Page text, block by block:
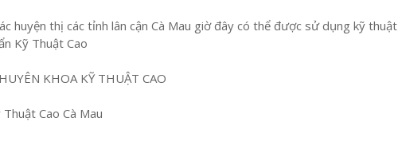
huyện thị các tỉnh lân cận Cà Mau giờ đây có thể được sử dụng kỹ thuật
Kỹ Thuật Cao
KHOA KỸ THUẬT CAO
Cao Cà Mau